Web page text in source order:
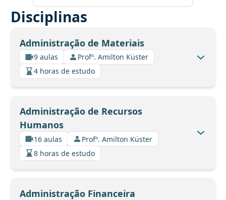
Disciplinas
Administração de Materiais
9 aulas
Profº. Amilton Küster
4 horas de estudo
Administração de Recursos
Humanos
16 aulas
Profº. Amilton Küster
8 horas de estudo
Administração Financeira